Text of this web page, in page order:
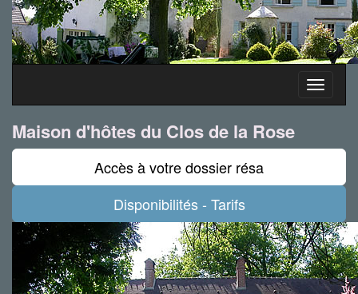
Toggle
Maison d'hôtes du Clos de la Rose
Accès à votre dossier résa
Disponibilités - Tarifs